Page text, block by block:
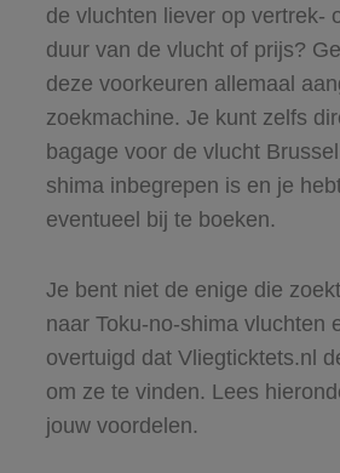
de vluchten liever op vertrek-
duur van de vlucht of prijs?
deze voorkeuren allemaal
zoekmachine. Je kunt zelfs
bagage voor de vlucht
shima inbegrepen is en je
eventueel bij te boeken.
Je bent niet de enige die
naar Toku-no-shima vluchten
overtuigd dat Vliegticktets.nl
om ze te vinden. Lees
jouw voordelen.